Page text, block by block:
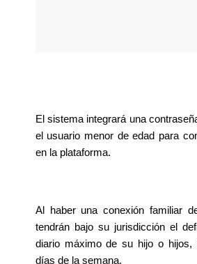
El sistema integrará una
el usuario menor de edad para
en la plataforma.
Al haber una conexión familiar
tendrán bajo su jurisdicción el
diario máximo de su hijo o hijos,
días de la semana.